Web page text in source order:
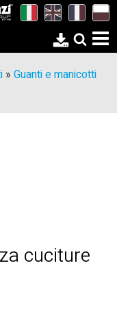
» Guanti e manicotti
cuciture